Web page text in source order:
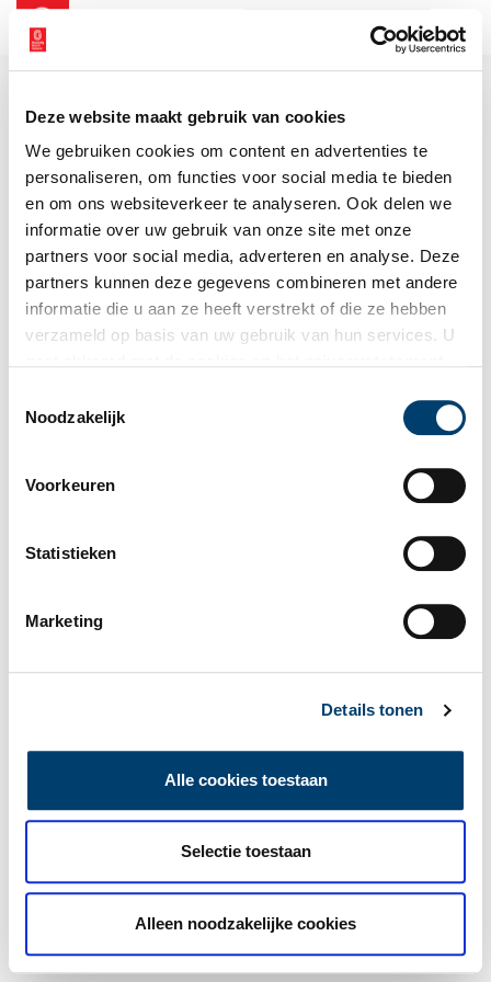
Deze website maakt gebruik van cookies
We gebruiken cookies om content en advertenties te
personaliseren, om functies voor social media te bieden
en om ons websiteverkeer te analyseren. Ook delen we
informatie over uw gebruik van onze site met onze
partners voor social media, adverteren en analyse. Deze
partners kunnen deze gegevens combineren met andere
informatie die u aan ze heeft verstrekt of die ze hebben
verzameld op basis van uw gebruik van hun services. U
Noodzakelijk
Voorkeuren
Statistieken
Marketing
Details tonen
Alle cookies toestaan
Selectie toestaan
Alleen noodzakelijke cookies